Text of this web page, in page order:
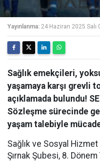
Yayınlanma: 24 Haziran 2025 Salı
Sağlık emekçileri,
yaşamaya karşı grevli
açıklamada bulundu!
Sözleşme sürecinde
yaşam talebiyle
Sağlık ve Sosyal
Şırnak Şubesi, 8.